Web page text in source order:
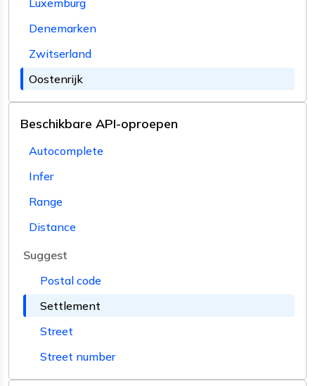
Denemarken
Zwitserland
Oostenrijk
Beschikbare API-oproepen
Autocomplete
Infer
Range
Distance
Suggest
Postal code
Settlement
Street
Street number